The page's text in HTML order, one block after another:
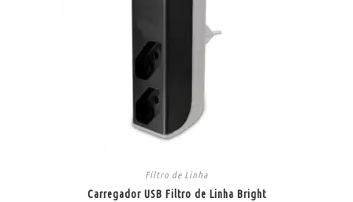
Filtro de Linha
Carregador USB Filtro de Linha Bright